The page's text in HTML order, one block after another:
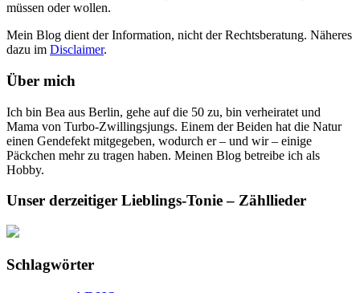
müssen oder wollen.
Mein Blog dient der Information, nicht der Rechtsberatung. Näheres
dazu im Disclaimer.
Über mich
Ich bin Bea aus Berlin, gehe auf die 50 zu, bin verheiratet und
Mama von Turbo-Zwillingsjungs. Einem der Beiden hat die Natur
einen Gendefekt mitgegeben, wodurch er – und wir – einige
Päckchen mehr zu tragen haben. Meinen Blog betreibe ich als
Hobby.
Unser derzeitiger Lieblings-Tonie – Zähllieder
Schlagwörter